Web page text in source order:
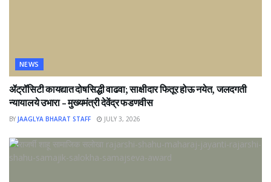
NEWS
ॲट्रॉसिटी कायद्यात दोषसिद्धी वाढवा; साक्षीदार फितूर होऊ नयेत, जलदगती
न्यायालये उभारा – मुख्यमंत्री देवेंद्र फडणवीस
BY JAAGLYA BHARAT STAFF JULY 3, 2026